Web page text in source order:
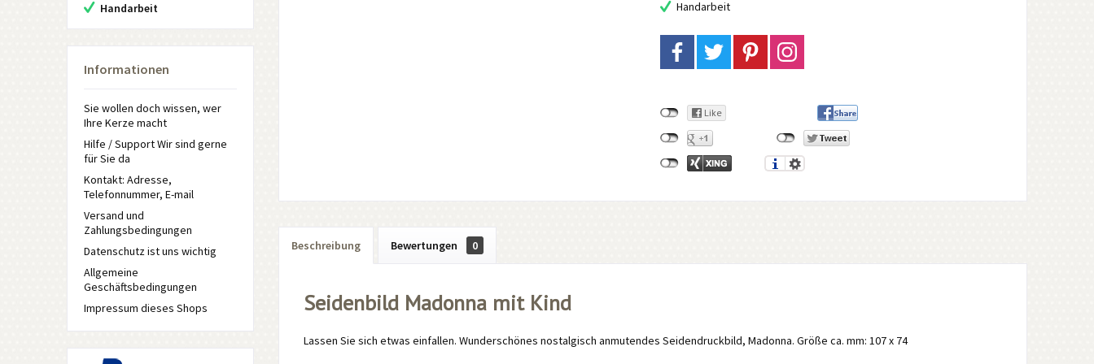
Handarbeit
Informationen
Sie wollen doch wissen, wer
Ihre Kerze macht
Hilfe / Support Wir sind gerne
für Sie da
Kontakt: Adresse,
Telefonnummer, E-mail
Versand und
Zahlungsbedingungen
Datenschutz ist uns wichtig
Allgemeine
Geschäftsbedingungen
Impressum dieses Shops
Handarbeit
Beschreibung Bewertungen 0
Seidenbild Madonna mit Kind
Lassen Sie sich etwas einfallen. Wunderschönes nostalgisch anmutendes Seidendruckbild, Madonna. Größe ca. mm: 107 x 74